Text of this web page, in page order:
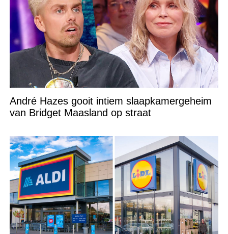
André Hazes gooit intiem slaapkamergeheim
van Bridget Maasland op straat